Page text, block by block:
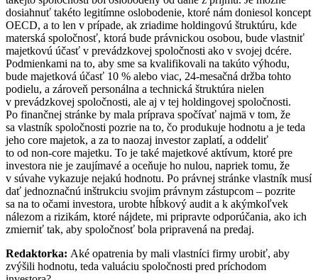
dosiahnuť takéto legitímne oslobodenie, ktoré nám doniesol koncept
OECD, a to len v prípade, ak zriadime holdingovú štruktúru, kde
materská spoločnosť, ktorá bude právnickou osobou, bude vlastniť
majetkovú účasť v prevádzkovej spoločnosti ako v svojej dcére.
Podmienkami na to, aby sme sa kvalifikovali na takúto výhodu,
bude majetková účasť 10 % alebo viac, 24-mesačná držba tohto
podielu, a zároveň personálna a technická štruktúra nielen
v prevádzkovej spoločnosti, ale aj v tej holdingovej spoločnosti.
Po finančnej stránke by mala príprava spočívať najmä v tom, že
sa vlastník spoločnosti pozrie na to, čo produkuje hodnotu a je teda
jeho core majetok, a za to naozaj investor zaplatí, a oddeliť
to od non-core majetku. To je také majetkové aktívum, ktoré pre
investora nie je zaujímavé a oceňuje ho nulou, napriek tomu, že
v súvahe vykazuje nejakú hodnotu. Po právnej stránke vlastník musí
dať jednoznačnú inštrukciu svojim právnym zástupcom – pozrite
sa na to očami investora, urobte hĺbkový audit a k akýmkoľvek
nálezom a rizikám, ktoré nájdete, mi pripravte odporúčania, ako ich
zmierniť tak, aby spoločnosť bola pripravená na predaj.
Redaktorka: Aké opatrenia by mali vlastníci firmy urobiť, aby
zvýšili hodnotu, teda valuáciu spoločnosti pred príchodom